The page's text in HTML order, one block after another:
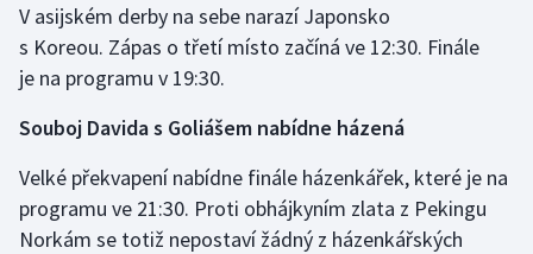
V asijském derby na sebe narazí Japonsko
s Koreou. Zápas o třetí místo začíná ve 12:30. Finále
je na programu v 19:30.
Souboj Davida s Goliášem nabídne házená
Velké překvapení nabídne finále házenkářek, které je na
programu ve 21:30. Proti obhájkyním zlata z Pekingu
Norkám se totiž nepostaví žádný z házenkářských